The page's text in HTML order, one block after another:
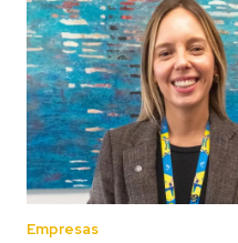
Empresas